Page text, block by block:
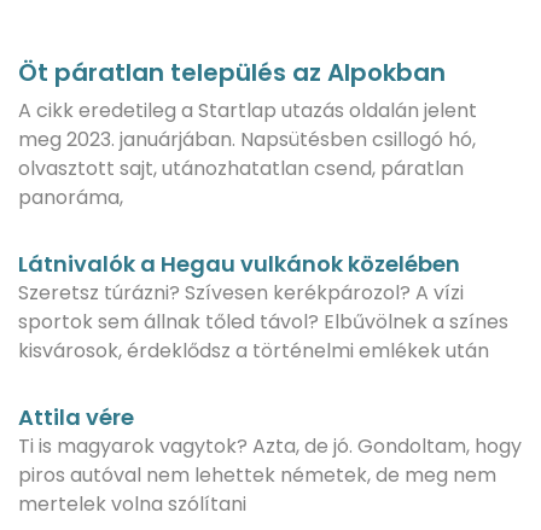
Öt páratlan település az Alpokban
A cikk eredetileg a Startlap utazás oldalán jelent
meg 2023. januárjában. Napsütésben csillogó hó,
olvasztott sajt, utánozhatatlan csend, páratlan
panoráma,
Látnivalók a Hegau vulkánok közelében
Szeretsz túrázni? Szívesen kerékpározol? A vízi
sportok sem állnak tőled távol? Elbűvölnek a színes
kisvárosok, érdeklődsz a történelmi emlékek után
Attila vére
Ti is magyarok vagytok? Azta, de jó. Gondoltam, hogy
piros autóval nem lehettek németek, de meg nem
mertelek volna szólítani